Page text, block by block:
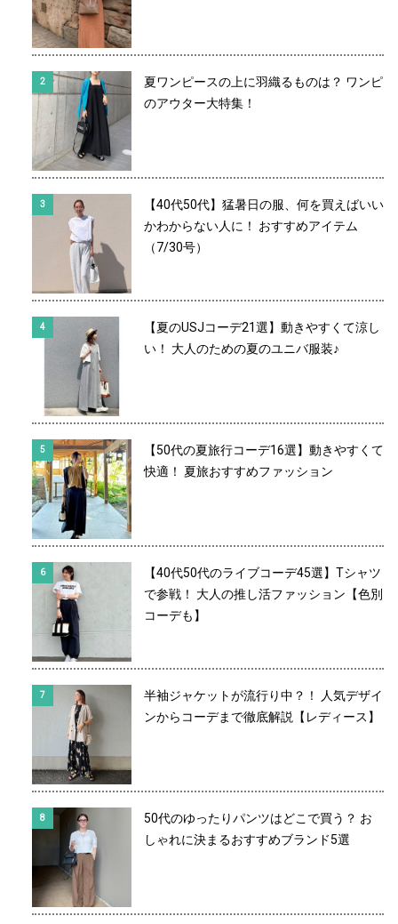
夏ワンピースの上に羽織るものは？ ワンピ
のアウター大特集！
【40代50代】猛暑日の服、何を買えばいい
かわからない人に！ おすすめアイテム
（7/30号）
【夏のUSJコーデ21選】動きやすくて涼し
い！ 大人のための夏のユニバ服装♪
【50代の夏旅行コーデ16選】動きやすくて
快適！ 夏旅おすすめファッション
【40代50代のライブコーデ45選】Tシャツ
で参戦！ 大人の推し活ファッション【色別
コーデも】
半袖ジャケットが流行り中？！ 人気デザイ
ンからコーデまで徹底解説【レディース】
50代のゆったりパンツはどこで買う？ お
しゃれに決まるおすすめブランド5選